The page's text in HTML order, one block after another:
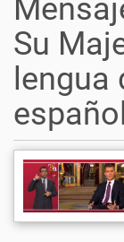
Su
lengua